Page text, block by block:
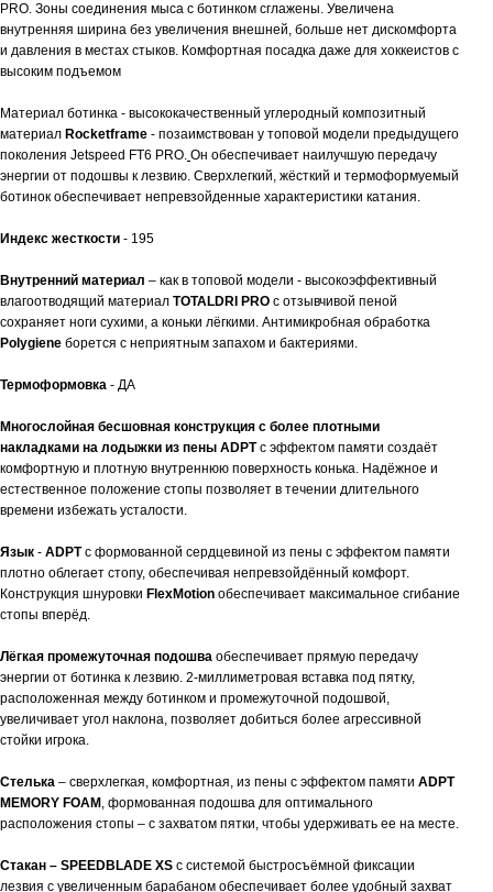
PRO. Зоны соединения мыса с ботинком сглажены. Увеличена
внутренняя ширина без увеличения внешней, больше нет дискомфорта
и давления в местах стыков. Комфортная посадка даже для хоккеистов с
высоким подъемом
Материал ботинка - высококачественный углеродный композитный
материал Rocketframe - позаимствован у топовой модели предыдущего
поколения Jetspeed FT6 PRO. Он обеспечивает наилучшую передачу
энергии от подошвы к лезвию. Сверхлегкий, жёсткий и термоформуемый
ботинок обеспечивает непревзойденные характеристики катания.
Индекс жесткости - 195
Внутренний материал – как в топовой модели - высокоэффективный
влагоотводящий материал TOTALDRI PRO с отзывчивой пеной
сохраняет ноги сухими, а коньки лёгкими. Антимикробная обработка
Polygiene борется с неприятным запахом и бактериями.
Термоформовка - ДА
Многослойная бесшовная конструкция с более плотными
накладками на лодыжки из пены ADPTс эффектом памяти создаёт
комфортную и плотную внутреннюю поверхность конька. Надёжное и
естественное положение стопы позволяет в течении длительного
времени избежать усталости.
Язык - ADPTс формованной сердцевиной из пены с эффектом памяти
плотно облегает стопу, обеспечивая непревзойдённый комфорт.
Конструкция шнуровки FlexMotion обеспечивает максимальное сгибание
стопы вперёд.
Лёгкая промежуточная подошва обеспечивает прямую передачу
энергии от ботинка к лезвию. 2-миллиметровая вставка под пятку,
расположенная между ботинком и промежуточной подошвой,
увеличивает угол наклона, позволяет добиться более агрессивной
стойки игрока.
Стелька – сверхлегкая, комфортная, из пены с эффектом памяти ADPT
MEMORY FOAM , формованная подошва для оптимального
расположения стопы – с захватом пятки, чтобы удерживать ее на месте.
Стакан – SPEEDBLADE XS с системой быстросъёмной фиксации
лезвия с увеличенным барабаном обеспечивает более удобный захват